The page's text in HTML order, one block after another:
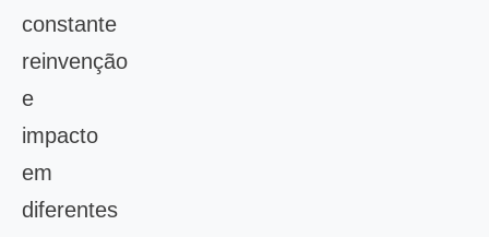
constante
reinvenção
e
impacto
em
diferentes